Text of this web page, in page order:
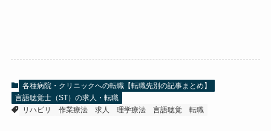
各種病院・クリニックへの転職【転職先別の記事まとめ】
言語聴覚士（ST）の求人・転職
リハビリ
作業療法 求人 理学療法 言語聴覚 転職